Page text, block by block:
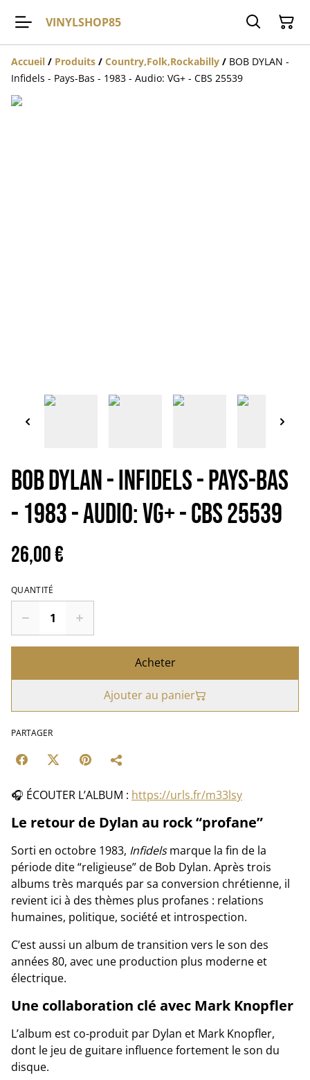
VINYLSHOP85
Accueil / Produits / Country,Folk,Rockabilly / BOB DYLAN -
Infidels - Pays-Bas - 1983 - Audio: VG+ - CBS 25539
BOB DYLAN - Infidels - Pays-Bas
- 1983 - Audio: VG+ - CBS 25539
26,00 €
QUANTITÉ
Acheter
Ajouter au panier
PARTAGER
🎧 ÉCOUTER L’ALBUM : https://urls.fr/m33lsy
Le retour de Dylan au rock “profane”
Sorti en octobre 1983, Infidelsmarque la fin de la
période dite “religieuse” de Bob Dylan. Après trois
albums très marqués par sa conversion chrétienne, il
revient ici à des thèmes plus profanes : relations
humaines, politique, société et introspection.
C’est aussi un album de transition vers le son des
années 80, avec une production plus moderne et
électrique.
Une collaboration clé avec Mark Knopfler
L’album est co-produit par Dylan et Mark Knopfler,
dont le jeu de guitare influence fortement le son du
disque.